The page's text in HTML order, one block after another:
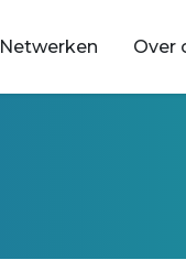
Netwerken Over
Toon